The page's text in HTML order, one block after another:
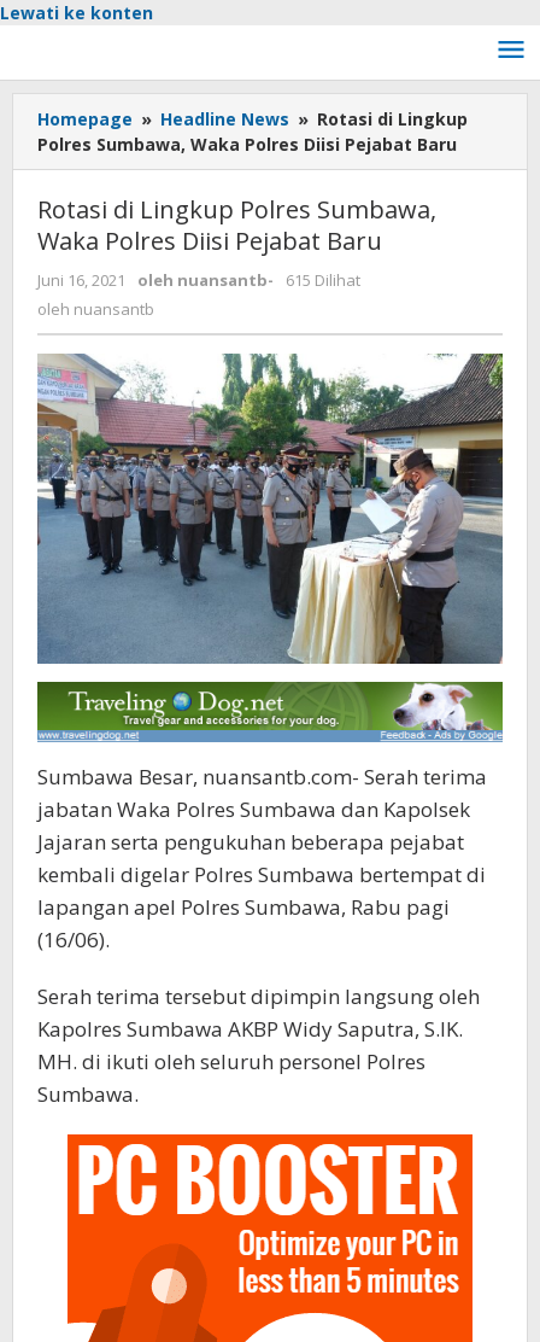
Lewati ke konten
Homepage » Headline News » Rotasi di Lingkup
Polres Sumbawa, Waka Polres Diisi Pejabat Baru
Rotasi di Lingkup Polres Sumbawa,
Waka Polres Diisi Pejabat Baru
Juni 16, 2021 oleh nuansantb-
615 Dilihat
oleh nuansantb
Sumbawa Besar, nuansantb.com- Serah terima
jabatan Waka Polres Sumbawa dan Kapolsek
Jajaran serta pengukuhan beberapa pejabat
kembali digelar Polres Sumbawa bertempat di
lapangan apel Polres Sumbawa, Rabu pagi
(16/06).
Serah terima tersebut dipimpin langsung oleh
Kapolres Sumbawa AKBP Widy Saputra, S.IK.
MH. di ikuti oleh seluruh personel Polres
Sumbawa.